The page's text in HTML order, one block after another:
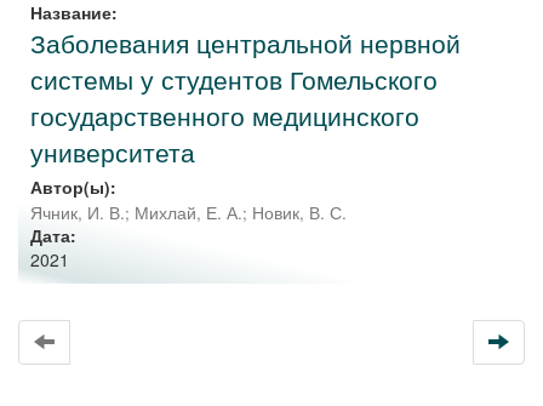
Название:
Заболевания центральной нервной
системы у студентов Гомельского
государственного медицинского
университета
Автор(ы):
Ячник, И. В.; Михлай, Е. А.; Новик, В. С.
Дата:
2021